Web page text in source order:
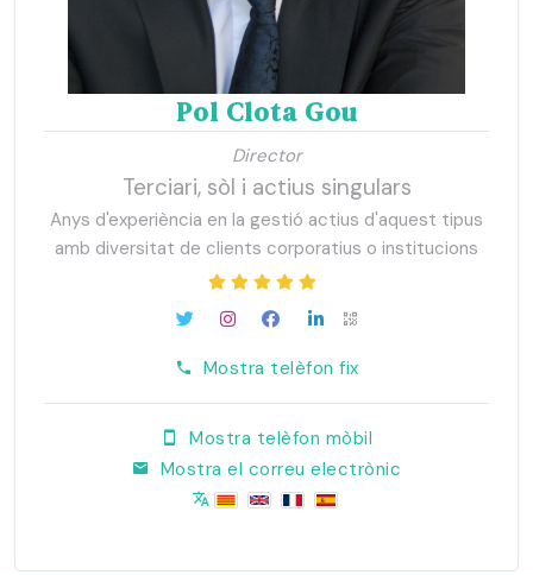
Pol Clota Gou
Director
Terciari, sòl i actius singulars
Anys d'experiència en la gestió actius d'aquest tipus
amb diversitat de clients corporatius o institucions
Mostra telèfon fix
Mostra telèfon mòbil
Mostra el correu electrònic